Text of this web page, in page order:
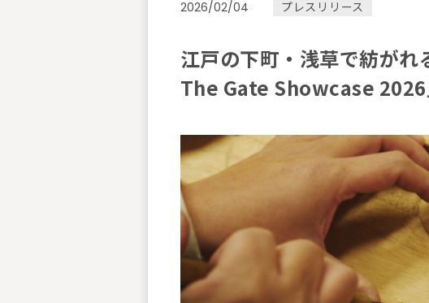
2026/02/04 プレスリリース
江戸の下町・浅草で紡が
The Gate Showcase